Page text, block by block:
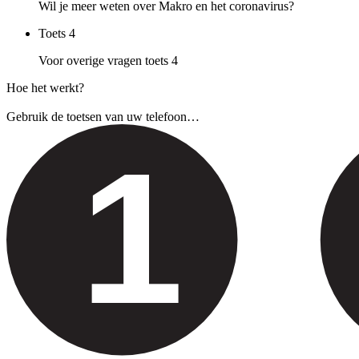
Wil je meer weten over Makro en het coronavirus?
Toets 4
Voor overige vragen toets 4
Hoe het werkt?
Gebruik de toetsen van uw telefoon…
1